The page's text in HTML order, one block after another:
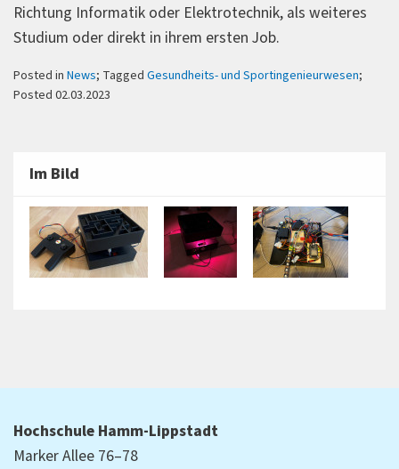
Richtung Informatik oder Elektrotechnik, als weiteres
Studium oder direkt in ihrem ersten Job.
Posted in News; Tagged Gesundheits- und Sportingenieurwesen;
Posted 02.03.2023
Im Bild
Hochschule Hamm-Lippstadt
Marker Allee 76–78